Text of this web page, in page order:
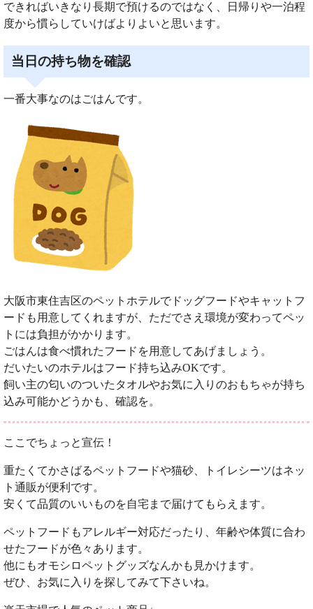
できればいきなり長期で預けるのではなく、日帰りや一泊程
度から慣らしていけばよりよいと思います。
当日の持ち物を確認
一番大事なのはごはんです。
大阪市東住吉区のペットホテルでドッグフードやキャットフ
ードも用意してくれますが、ただでさえ環境が変わってペッ
トには負担がかかります。
ごはんは食べ慣れたフードを用意してあげましょう。
だいたいのホテルはフード持ち込みOKです。
飼い主の匂いのついたタオルやお気に入りのおもちゃが持ち
込み可能かどうかも、確認を。
ここでちょっと宣伝！
重たくてかさばるペットフードや猫砂、トイレシーツはネッ
ト通販が便利です。
安くて品質のいいものを自宅まで届けてもらえます。
ペットフードもアレルギー対応だったり、年齢や体質に合わ
せたフードが色々あります。
他にもオモシロペットグッズなんかも見かけます。
ぜひ、お気に入りを探してみて下さいね。